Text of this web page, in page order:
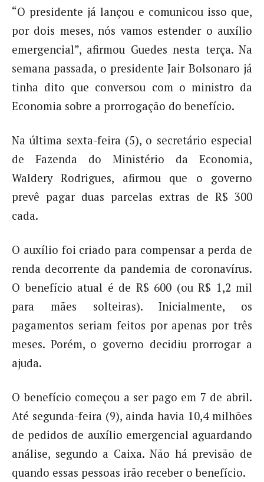
“O presidente já lançou e comunicou isso que,
por dois meses, nós vamos estender o auxílio
emergencial”, afirmou Guedes nesta terça. Na
semana passada, o presidente Jair Bolsonaro já
tinha dito que conversou com o ministro da
Economia sobre a prorrogação do benefício.
Na última sexta-feira (5), o secretário especial
de Fazenda do Ministério da Economia,
Waldery Rodrigues, afirmou que o governo
prevê pagar duas parcelas extras de R$ 300
cada.
O auxílio foi criado para compensar a perda de
renda decorrente da pandemia de coronavírus.
O benefício atual é de R$ 600 (ou R$ 1,2 mil
para mães solteiras). Inicialmente, os
pagamentos seriam feitos por apenas por três
meses. Porém, o governo decidiu prorrogar a
ajuda.
O benefício começou a ser pago em 7 de abril.
Até segunda-feira (9), ainda havia 10,4 milhões
de pedidos de auxílio emergencial aguardando
análise, segundo a Caixa. Não há previsão de
quando essas pessoas irão receber o benefício.